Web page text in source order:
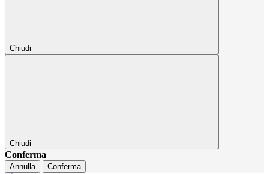
Chiudi
Chiudi
Conferma
Annulla Conferma